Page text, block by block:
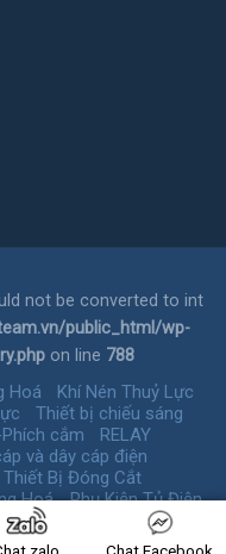
not be converted to int
public_html/wp-
on line 788
Hoá
Khí Nén Thuỷ Lực
Thiết bị chiếu sáng
cắm
RELAY
và dây cáp điện
Thiết Bị Đóng Cắt
Hoá Phụ Kiện Tủ Điện